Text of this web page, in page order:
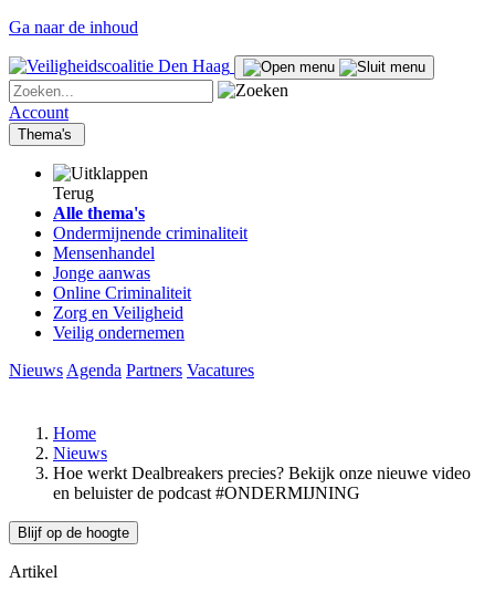
Ga naar de inhoud
Account
Thema's
Terug
Alle thema's
Ondermijnende criminaliteit
Mensenhandel
Jonge aanwas
Online Criminaliteit
Zorg en Veiligheid
Veilig ondernemen
Nieuws Agenda Partners Vacatures
Home
Nieuws
Hoe werkt Dealbreakers precies? Bekijk onze nieuwe video
en beluister de podcast #ONDERMIJNING
Blijf op de hoogte
Artikel